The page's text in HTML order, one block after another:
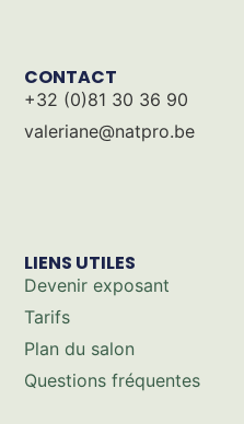
LIENS UTILES
Devenir exposant
Tarifs
Plan du salon
Questions fréquentes
CONTACT
+32 (0)81 30 36 90
valeriane@natpro.be